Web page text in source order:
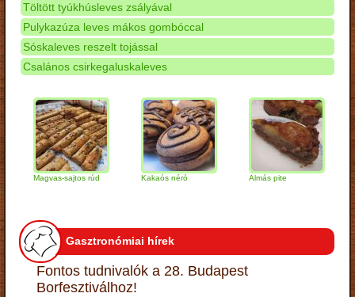
Töltött tyúkhúsleves zsályával
Pulykazúza leves mákos gombóccal
Sóskaleves reszelt tojással
Csalános csirkegaluskaleves
Magvas-sajtos rúd Kakaós néró Almás pite
Gasztronómiai hírek
Fontos tudnivalók a 28. Budapest
Borfesztiválhoz!